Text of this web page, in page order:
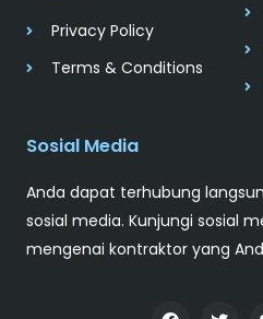
Privacy Policy
Terms & Conditions
Sosial Media
Anda dapat terhubung
sosial media. Kunjungi sosial
mengenai kontraktor yang